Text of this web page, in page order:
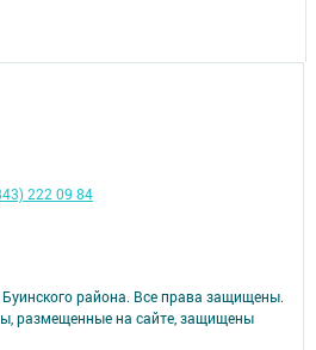
района. Все права защищены.
размещенные на сайте, защищены
222 09 84